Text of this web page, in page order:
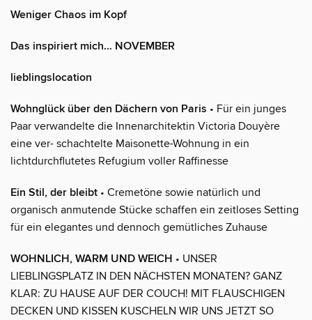
Weniger Chaos im Kopf
Das inspiriert mich… NOVEMBER
lieblingslocation
Wohnglück über den Dächern von Paris • Für ein junges
Paar verwandelte die Innenarchitektin Victoria Douyère
eine ver- schachtelte Maisonette-Wohnung in ein
lichtdurchflutetes Refugium voller Raffinesse
Ein Stil, der bleibt • Cremetöne sowie natürlich und
organisch anmutende Stücke schaffen ein zeitloses Setting
für ein elegantes und dennoch gemütliches Zuhause
WOHNLICH, WARM UND WEICH • UNSER
LIEBLINGSPLATZ IN DEN NÄCHSTEN MONATEN? GANZ
KLAR: ZU HAUSE AUF DER COUCH! MIT FLAUSCHIGEN
DECKEN UND KISSEN KUSCHELN WIR UNS JETZT SO